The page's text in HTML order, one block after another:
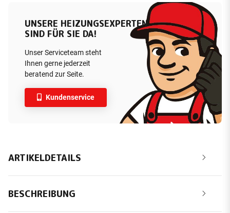
UNSERE HEIZUNGSEXPERTEN
SIND FÜR SIE DA!
Unser Serviceteam steht
Ihnen gerne jederzeit
beratend zur Seite.
Kundenservice
ARTIKELDETAILS
BESCHREIBUNG